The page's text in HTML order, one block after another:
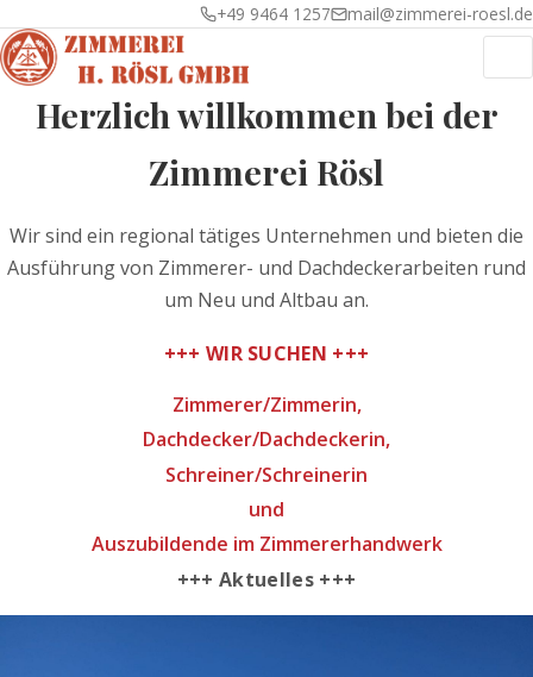
+49 9464 1257 mail@zimmerei-roesl.de
‹ ›
Herzlich willkommen bei der
Zimmerei Rösl
Wir sind ein regional tätiges Unternehmen und bieten die
Ausführung von Zimmerer- und Dachdeckerarbeiten rund
um Neu und Altbau an.
+++ WIR SUCHEN +++
Zimmerer/Zimmerin,
Dachdecker/Dachdeckerin,
Schreiner/Schreinerin
und
Auszubildende im Zimmererhandwerk
+++ Aktuelles +++